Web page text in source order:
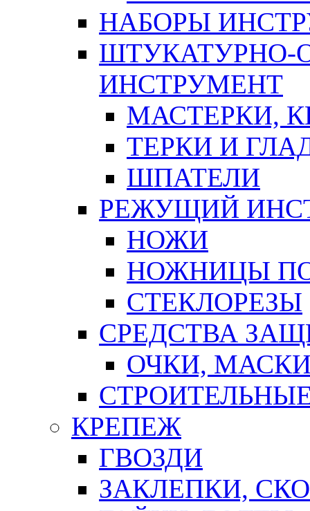
НАБОРЫ
ШТУКАТУРНО-
ИНСТРУМЕНТ
МАСТЕРКИ,
ТЕРКИ И
ШПАТЕЛИ
РЕЖУЩИЙ
НОЖИ
НОЖНИЦЫ
СТЕКЛОРЕЗЫ
СРЕДСТВА
ОЧКИ,
КРЕПЕЖ
ГВОЗДИ
ЗАКЛЕПКИ,